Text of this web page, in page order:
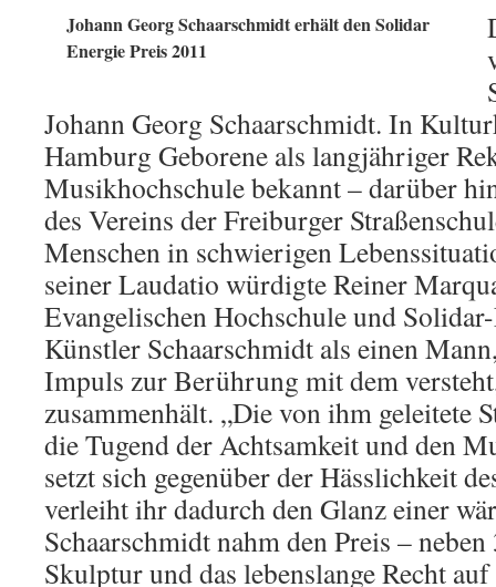
Johann Georg Schaarschmidt erhält den Solidar
Energie Preis 2011
Johann Georg Schaarschmidt. In
Hamburg Geborene als langjähriger
Musikhochschule bekannt – darüber
des Vereins der Freiburger
Menschen in schwierigen
seiner Laudatio würdigte Reiner
Evangelischen Hochschule und
Künstler Schaarschmidt als einen
Impuls zur Berührung mit dem
zusammenhält. „Die von ihm geleitete
die Tugend der Achtsamkeit und den
setzt sich gegenüber der Hässlichkeit
verleiht ihr dadurch den Glanz einer
Schaarschmidt nahm den Preis –
Skulptur und das lebenslange Recht